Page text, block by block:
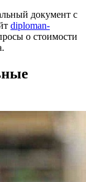
документ с
diploman-
о стоимости